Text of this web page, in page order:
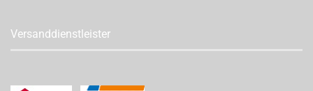
Versanddienstleister